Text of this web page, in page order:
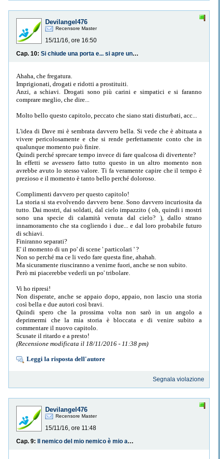
Devilangel476
Recensore Master
15/11/16, ore 16:50
Cap. 10:
Si chiude una porta e... si apre una cella.
Ahaha, che fregatura.
Imprigionati, drogati e ridotti a prostituiti.
Anzi, a schiavi. Drogati sono più carini e simpatici e si faranno
comprare meglio, che dire...
Molto bello questo capitolo, peccato che siano stati disturbati, acc...
L'idea di Dave mi è sembrata davvero bella. Si vede che è abituata a
vivere pericolosamente e che si rende perfettamente conto che in
qualunque momento può finire.
Quindi perché sprecare tempo invece di fare qualcosa di divertente?
In effetti se avessero fatto tutto questo in un altro momento non
avrebbe avuto lo stesso valore. Ti fa veramente capire che il tempo è
prezioso e il momento è tanto bello perché doloroso.
Complimenti davvero per questo capitolo!
La storia si sta evolvendo davvero bene. Sono davvero incuriosita da
tutto. Dai mostri, dai soldati, dal cielo impazzito ( oh, quindi i mostri
sono una specie di calamità venuta dal cielo? ), dallo strano
innamoramento che sta cogliendo i due... e dal loro probabile futuro
di schiavi.
Finiranno separati?
E' il momento di un po' di scene ' particolari ' ?
Non so perché ma ce li vedo fare questa fine, ahahah.
Ma sicuramente riusciranno a venirne fuori, anche se non subito.
Però mi piacerebbe vederli un po' tribolare.
Vi ho ripresi!
Non disperate, anche se appaio dopo, appaio, non lascio una storia
così bella e due autori così bravi.
Quindi spero che la prossima volta non sarò in un angolo a
deprimermi che la mia storia è bloccata e di venire subito a
commentare il nuovo capitolo.
Scusate il ritardo e a presto!
(Recensione modificata il 18/11/2016 - 11:38 pm)
Leggi la risposta dell'autore
Segnala violazione
Devilangel476
Recensore Master
15/11/16, ore 11:48
Cap. 9:
Il nemico del mio nemico è mio amico?WTF??